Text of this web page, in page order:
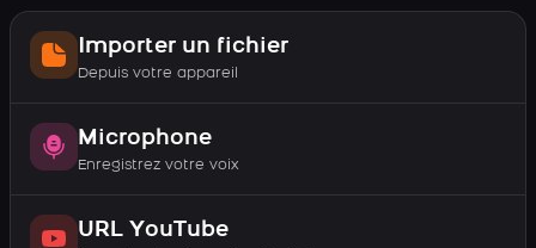
Importer un fichier
Depuis votre appareil
Microphone
Enregistrez votre voix
URL YouTube